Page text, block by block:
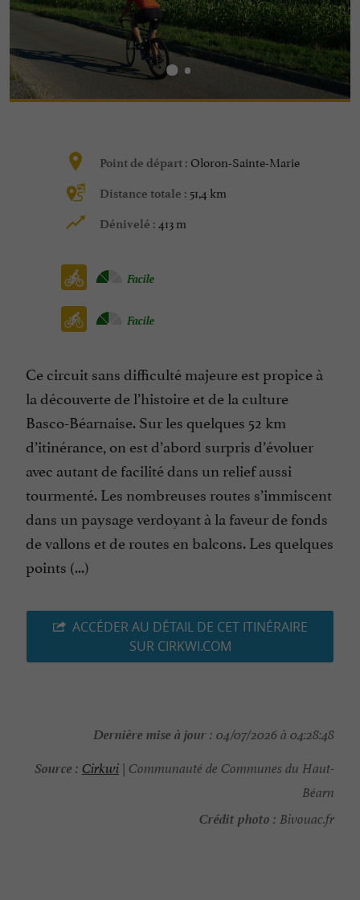
Point de départ : Oloron-Sainte-Marie
Distance totale : 51,4 km
Dénivelé : 413 m
Facile
Facile
Ce circuit sans difficulté majeure est propice à
la découverte de l’histoire et de la culture
Basco-Béarnaise. Sur les quelques 52 km
d’itinérance, on est d’abord surpris d’évoluer
avec autant de facilité dans un relief aussi
tourmenté. Les nombreuses routes s’immiscent
dans un paysage verdoyant à la faveur de fonds
de vallons et de routes en balcons. Les quelques
points (...)
ACCÉDER AU DÉTAIL DE CET ITINÉRAIRE
SUR CIRKWI.COM
Dernière mise à jour : 04/07/2026 à 04:28:48
Source : Cirkwi | Communauté de Communes du Haut-
Béarn
Crédit photo : Bivouac.fr